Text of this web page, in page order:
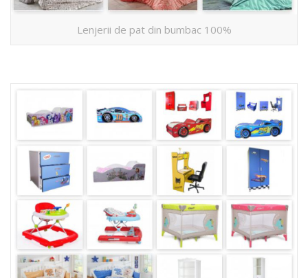
Lenjerii de pat din bumbac 100%